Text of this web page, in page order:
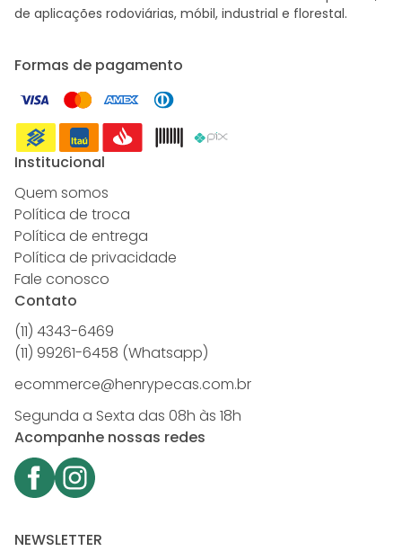
de aplicações rodoviárias, móbil, industrial e florestal.
Formas de pagamento
Institucional
Quem somos
Política de troca
Política de entrega
Política de privacidade
Fale conosco
Contato
(11) 4343-6469
(11) 99261-6458 (Whatsapp)
ecommerce@henrypecas.com.br
Segunda a Sexta das 08h às 18h
Acompanhe nossas redes
NEWSLETTER